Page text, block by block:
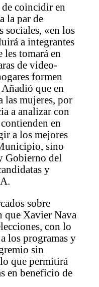
coincidir en
la par de
sociales, «en los
a integrantes
les tomará en
de video-
formen
Añadió que en
las mujeres, por
a analizar con
en
a los mejores
sino
Gobierno del
y
sobre
que Xavier Nava
con lo
los programas y
sin
que permitirá
en beneficio de